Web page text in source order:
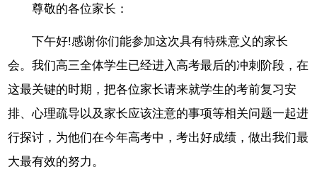
尊敬的各位家长：
下午好!感谢你们能参加这次具有特殊意义的家长
会。我们高三全体学生已经进入高考最后的冲刺阶段，在
这最关键的时期，把各位家长请来就学生的考前复习安
排、心理疏导以及家长应该注意的事项等相关问题一起进
行探讨，为他们在今年高考中，考出好成绩，做出我们最
大最有效的努力。